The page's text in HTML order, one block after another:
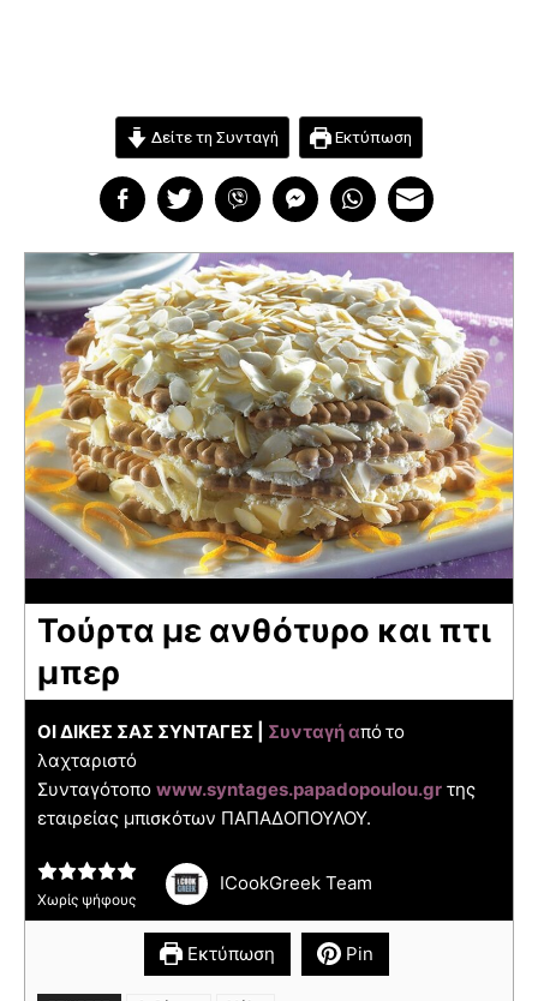
Δείτε τη Συνταγή Εκτύπωση
Τούρτα με ανθότυρο και πτι
μπερ
ΟΙ ΔΙΚΕΣ ΣΑΣ ΣΥΝΤΑΓΕΣ | Συνταγή απότο
λαχταριστό
Συνταγότοπο www.syntages.papadopoulou.gr της
εταιρείας μπισκότων ΠΑΠΑΔΟΠΟΥΛΟΥ.
Χωρίς ψήφους
ICookGreek Team
Εκτύπωση Pin